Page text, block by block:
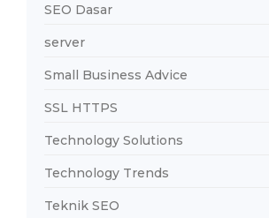
SEO Dasar
server
Small Business Advice
SSL HTTPS
Technology Solutions
Technology Trends
Teknik SEO